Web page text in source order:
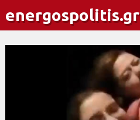
energospolitis.gr